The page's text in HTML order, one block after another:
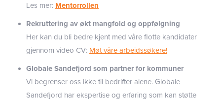
Les mer: Mentorrollen
Rekruttering av økt mangfold og oppfølgning
Her kan du bli bedre kjent med våre flotte kandidater
gjennom video CV: Møt våre arbeidssøkere!
Globale Sandefjord som partner for kommuner
Vi begrenser oss ikke til bedrifter alene. Globale
Sandefjord har ekspertise og erfaring som kan støtte